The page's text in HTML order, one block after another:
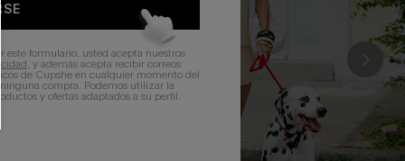
formulario, usted acepta nuestros
, y además acepta recibir correos
de Cupshe en cualquier momento del
compra. Podemos utilizar la
y ofertas adaptados a su perfil.